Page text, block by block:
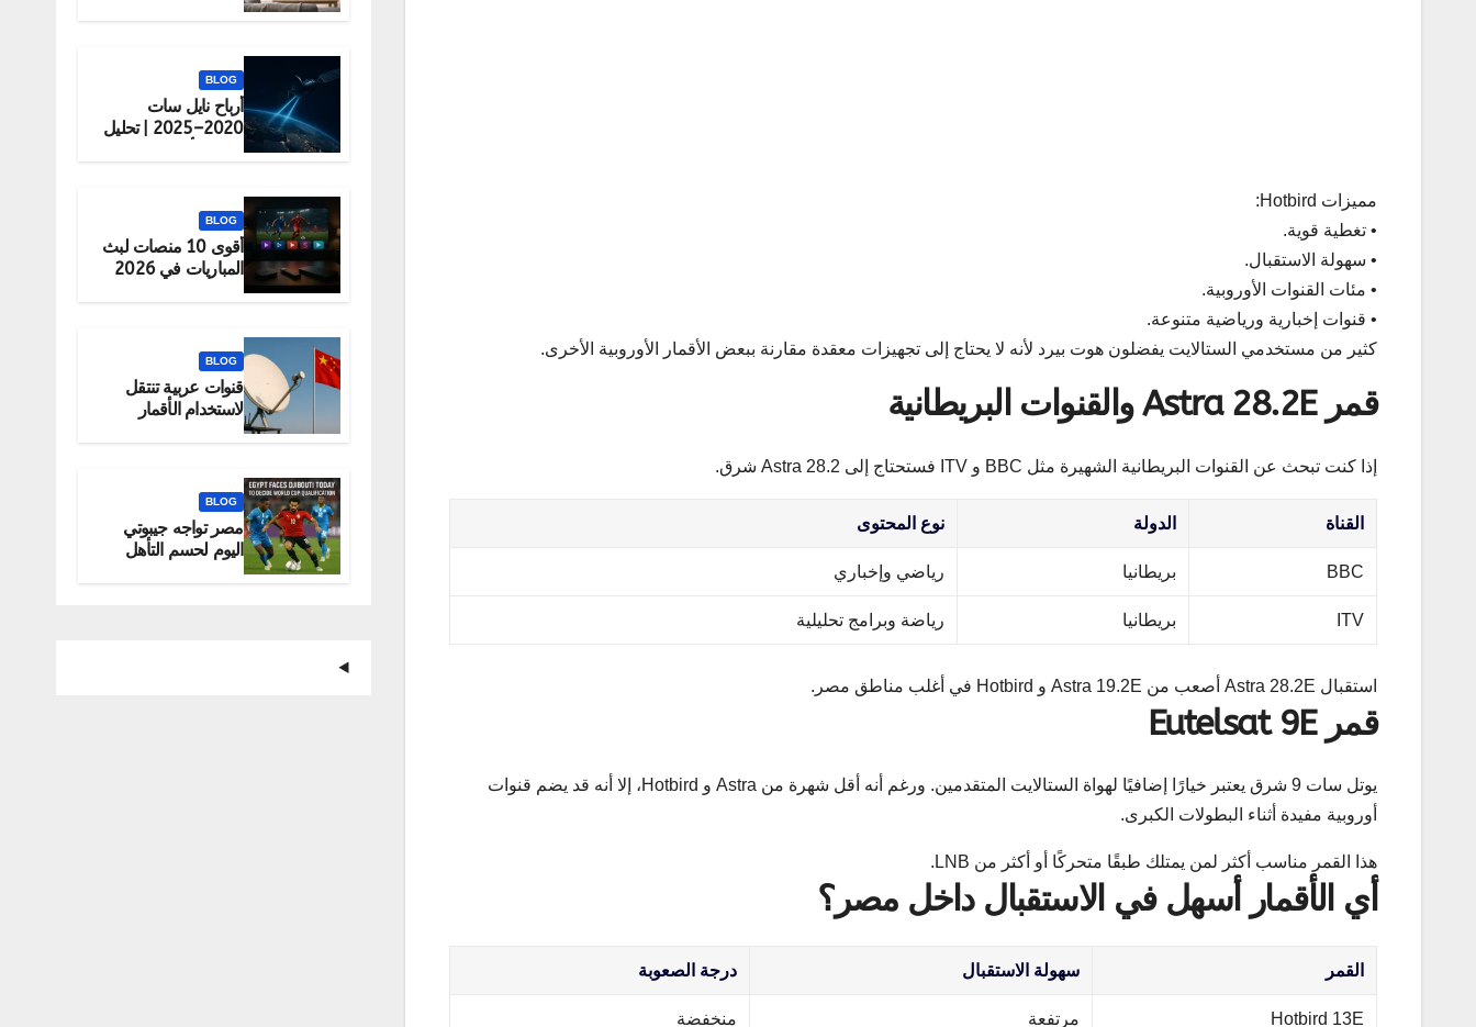
مميزات Hotbird:
• تغطية قوية.
• سهولة الاستقبال.
• مئات القنوات الأوروبية.
• قنوات إخبارية ورياضية متنوعة.
كثير من مستخدمي الستالايت يفضلون هوت بيرد لأنه لا يحتاج إلى تجهيزات معقدة مقارنة ببعض الأقمار الأوروبية الأخرى.
قمر Astra 28.2E والقنوات البريطانية
إذا كنت تبحث عن القنوات البريطانية الشهيرة مثل BBC و ITV فستحتاج إلى Astra 28.2 شرق.
القناة الدولة نوع المحتوى
BBC بريطانيا رياضي وإخباري
ITV بريطانيا رياضة وبرامج تحليلية
استقبال Astra 28.2E أصعب من Astra 19.2E و Hotbird في أغلب مناطق مصر.
قمر Eutelsat 9E
يوتل سات 9 شرق يعتبر خيارًا إضافيًا لهواة الستالايت المتقدمين. ورغم أنه أقل شهرة من Astra و Hotbird، إلا أنه قد يضم قنوات
أوروبية مفيدة أثناء البطولات الكبرى.
هذا القمر مناسب أكثر لمن يمتلك طبقًا متحركًا أو أكثر من LNB.
أي الأقمار أسهل في الاستقبال داخل مصر؟
القمر سهولة الاستقبال درجة الصعوبة
Hotbird 13E مرتفعة منخفضة
BLOG
أرباح نايل سات
2020–2025 | تحليل
BLOG
أقوى 10 منصات لبث
المباريات في 2026
BLOG
قنوات عربية تنتقل
لاستخدام الأقمار
BLOG
مصر تواجه جيبوتي
اليوم لحسم التأهل